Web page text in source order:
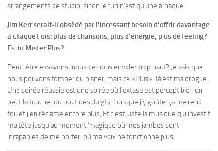
arrangements de studio, sinon le fun n’est qu’une arnaque.
Jim Kerr serait-il obsédé par l’incessant besoin d’offrir davantage
à chaque Fois: plus de chansons, plus d’énergie, plus de feeling?
Es-tu Mister Plus?
Peut-être essayons-nous de nous envoler trop haut? Je sais que
nous pouvons tomber ou planer, mais ce «Plus»-Ià est ma drogue.
Une soirée réussie est une soirée où l’extase est perceptible ; on
peut la toucher du bout des doigts. Lorsque j’y goûte, ça me rend
fou et j’en réclame encore plus, Et c’est juste la musique qui investit
ma tête jusqu’au moment ‘magique où mes jambes sont
incapables de me porter, où ma voix ne fonctionne plus.